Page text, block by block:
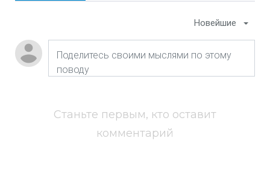
Новейшие
Станьте первым, кто оставит
комментарий